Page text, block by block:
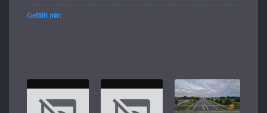
Gefällt mir: